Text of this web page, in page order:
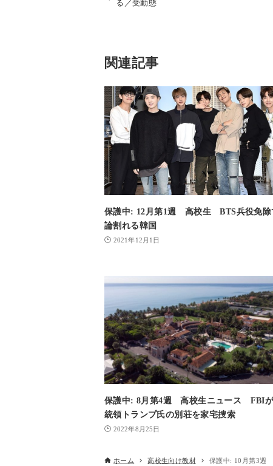
る／受動態
関連記事
保護中: 12月第1週 高校生 BTS兵役免除
論割れる韓国
2021年12月1日
保護中: 8月第4週 高校生ニュース FBI
統領トランプ氏の別荘を家宅捜索
2022年8月25日
ホーム 高校生向け教材 保護中: 10月第3週